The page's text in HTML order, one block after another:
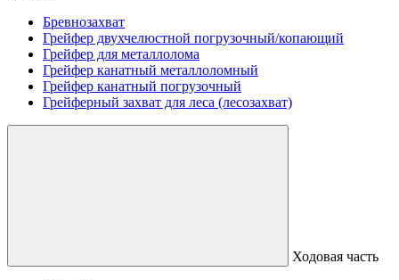
Бревнозахват
Грейфер двухчелюстной погрузочный/копающий
Грейфер для металлолома
Грейфер канатный металлоломный
Грейфер канатный погрузочный
Грейферный захват для леса (лесозахват)
Ходовая часть